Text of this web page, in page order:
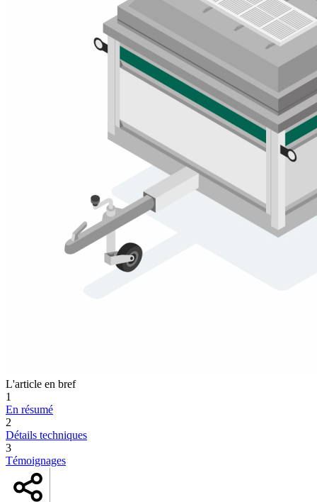
L'article en bref
1
En résumé
2
Détails techniques
3
Témoignages